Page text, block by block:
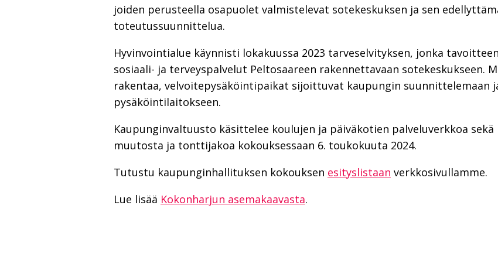
joiden perusteella osapuolet valmistelevat sotekeskuksen ja sen
toteutussuunnittelua.
Hyvinvointialue käynnisti lokakuussa 2023 tarveselvityksen, jonka
sosiaali- ja terveyspalvelut Peltosaareen rakennettavaan sotekeskukseen.
rakentaa, velvoitepysäköintipaikat sijoittuvat kaupungin suunnittelemaan
pysäköintilaitokseen.
Kaupunginvaltuusto käsittelee koulujen ja päiväkotien palveluverkkoa sekä
muutosta ja tonttijakoa kokouksessaan 6. toukokuuta 2024.
Tutustu kaupunginhallituksen kokouksen esityslistaan verkkosivullamme.
Lue lisää Kokonharjun asemakaavasta.